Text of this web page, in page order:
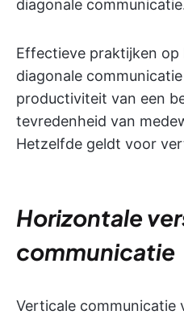
diagonale
Effectieve praktijken op
diagonale
productiviteit van een
tevredenheid van
Hetzelfde geldt voor
Horizontale
communicatie
Verticale communicatie